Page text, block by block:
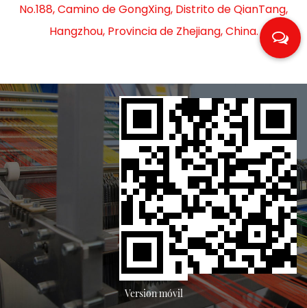
No.188, Camino de GongXing, Distrito de QianTang,
Hangzhou, Provincia de Zhejiang, China.
Version móvil